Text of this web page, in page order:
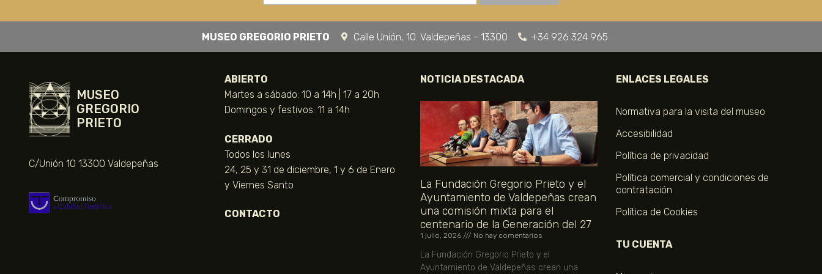
MUSEO GREGORIO PRIETO Calle Unión, 10. Valdepeñas - 13300 +34 926 324 965
MUSEO
GREGORIO
PRIETO
C/Unión 10 13300 Valdepeñas
ABIERTO
Martes a sábado: 10 a 14h | 17 a 20h
Domingos y festivos: 11 a 14h
CERRADO
Todos los lunes
24, 25 y 31 de diciembre, 1 y 6 de Enero
y Viernes Santo
CONTACTO
NOTICIA DESTACADA
La Fundación Gregorio Prieto y el
Ayuntamiento de Valdepeñas crean
una comisión mixta para el
centenario de la Generación del 27
1 julio, 2026 No hay comentarios
La Fundación Gregorio Prieto y el
Ayuntamiento de Valdepeñas crean una
ENLACES LEGALES
Normativa para la visita del museo
Accesibilidad
Política de privacidad
Política comercial y condiciones de
contratación
Política de Cookies
TU CUENTA